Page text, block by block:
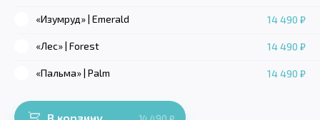
«Изумруд» | Emerald 14 490 ₽
«Лес» | Forest 14 490 ₽
«Пальма» | Palm 14 490 ₽